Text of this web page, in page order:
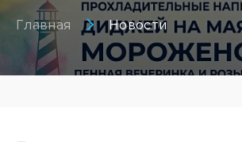
Главная Новости